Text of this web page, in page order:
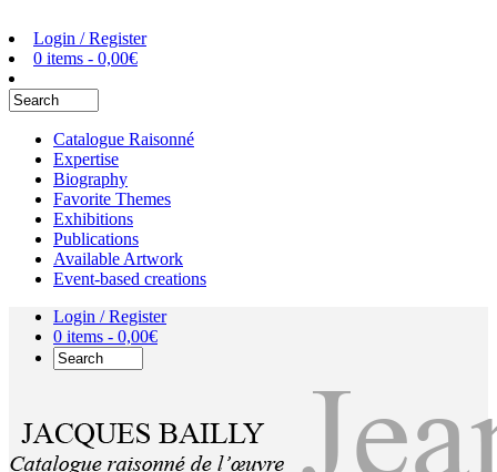
Login / Register
0 items - 0,00€
Catalogue Raisonné
Expertise
Biography
Favorite Themes
Exhibitions
Publications
Available Artwork
Event-based creations
Login / Register
0 items - 0,00€